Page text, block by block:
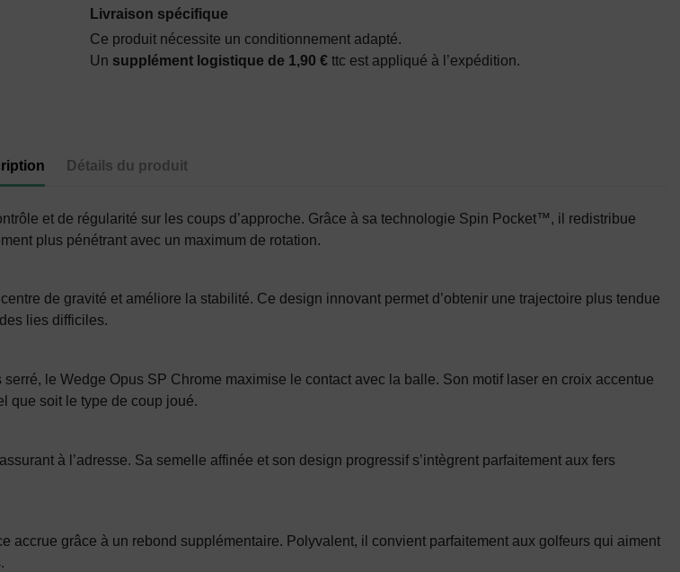
Livraison spécifique
Ce produit nécessite un conditionnement adapté.
Un supplément logistique de 1,90 € ttc est appliqué à l’expédition.
Détails du produit
et de régularité sur les coups d’approche. Grâce à sa technologie Spin Pocket™, il redistribue
plus pénétrant avec un maximum de rotation.
de gravité et améliore la stabilité. Ce design innovant permet d’obtenir une trajectoire plus tendue
lies difficiles.
le Wedge Opus SP Chrome maximise le contact avec la balle. Son motif laser en croix accentue
que soit le type de coup joué.
à l’adresse. Sa semelle affinée et son design progressif s’intègrent parfaitement aux fers
accrue grâce à un rebond supplémentaire. Polyvalent, il convient parfaitement aux golfeurs qui aiment